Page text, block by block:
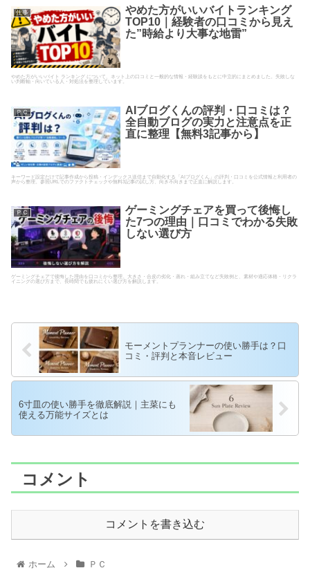
仕事
やめた方がいいバイトランキング
TOP10｜経験者の口コミから見え
た”時給より大事な地雷”
やめた方がいいバイト ランキング について、ネット上の口コミと一般的な情報・経験談をもとに中立的にまとめました。失敗しな
い判断軸・向いている人・対処法を整理しています。
ＰＣ
AIブログくんの評判・口コミは？
全自動ブログの実力と注意点を正
直に整理【無料3記事から】
キーワード設定だけで記事作成から投稿・インデックス送信まで自動化する「AIブログくん」の評判・口コミを公式情報と利用者の
声から整理。参照URLでのファクトチェックや無料3記事の試し方、向き不向きまで正直に解説します。
ＰＣ
ゲーミングチェアを買って後悔し
た7つの理由｜口コミでわかる失敗
しない選び方
ゲーミングチェアで後悔した理由を口コミから整理。大きさ・合皮の劣化・蒸れ・組み立てなど失敗例と、素材や適応体格・リクラ
イニングの選び方まで、長時間でも疲れにくい選び方を解説します。
モーメントプランナーの使い勝手は？口
コミ・評判と本音レビュー
6寸皿の使い勝手を徹底解説｜主菜にも
使える万能サイズとは
コメント
コメントを書き込む
ホーム ＰＣ